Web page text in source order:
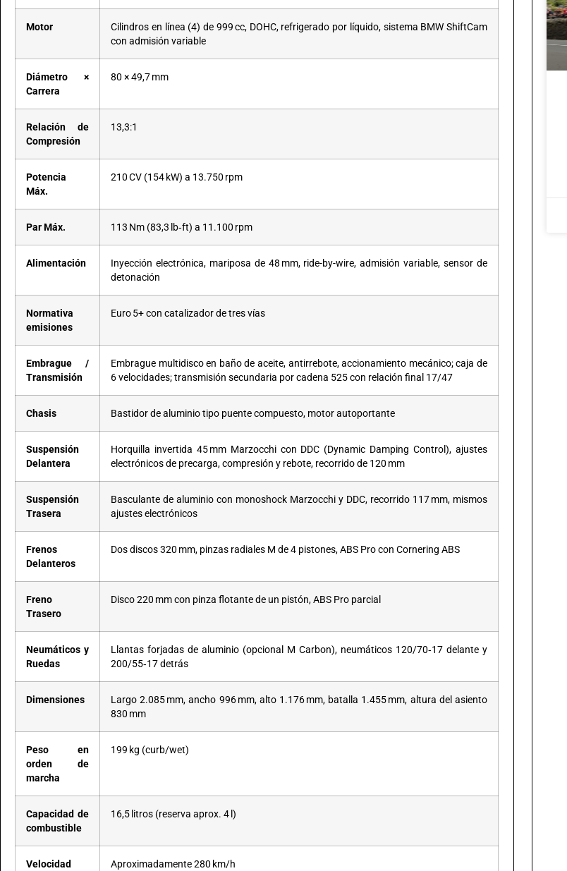
Motor
Cilindros en línea (4) de 999 cc, DOHC, refrigerado por líquido, sistema BMW ShiftCam
con admisión variable
Diámetro ×
Carrera
80 × 49,7 mm
Relación de
Compresión
13,3:1
Potencia
Máx.
210 CV (154 kW) a 13.750 rpm
Par Máx. 113 Nm (83,3 lb‑ft) a 11.100 rpm
Alimentación
Inyección electrónica, mariposa de 48 mm, ride-by-wire, admisión variable, sensor de
detonación
Normativa
emisiones
Euro 5+ con catalizador de tres vías
Embrague /
Transmisión
Embrague multidisco en baño de aceite, antirrebote, accionamiento mecánico; caja de
6 velocidades; transmisión secundaria por cadena 525 con relación final 17/47
Chasis Bastidor de aluminio tipo puente compuesto, motor autoportante
Suspensión
Delantera
Horquilla invertida 45 mm Marzocchi con DDC (Dynamic Damping Control), ajustes
electrónicos de precarga, compresión y rebote, recorrido de 120 mm
Suspensión
Trasera
Basculante de aluminio con monoshock Marzocchi y DDC, recorrido 117 mm, mismos
ajustes electrónicos
Frenos
Delanteros
Dos discos 320 mm, pinzas radiales M de 4 pistones, ABS Pro con Cornering ABS
Freno
Trasero
Disco 220 mm con pinza flotante de un pistón, ABS Pro parcial
Neumáticos y
Ruedas
Llantas forjadas de aluminio (opcional M Carbon), neumáticos 120/70‑17 delante y
200/55‑17 detrás
Dimensiones
Largo 2.085 mm, ancho 996 mm, alto 1.176 mm, batalla 1.455 mm, altura del asiento
830 mm
Peso en
orden de
marcha
199 kg (curb/wet)
Capacidad de
combustible
16,5 litros (reserva aprox. 4 l)
Velocidad Aproximadamente 280 km/h